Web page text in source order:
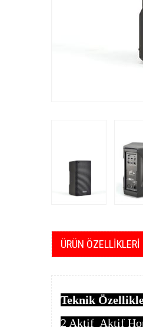
ÜRÜN ÖZELLIKLERI
Teknik
2 Aktif Aktif